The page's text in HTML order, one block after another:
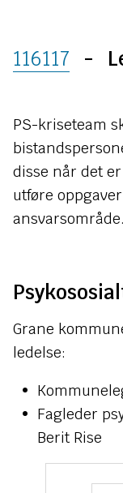
116117 -
PS-kriseteam
disse når det
utføre
ansvarsområde.
Grane
ledelse:
Fagleder
Berit Rise